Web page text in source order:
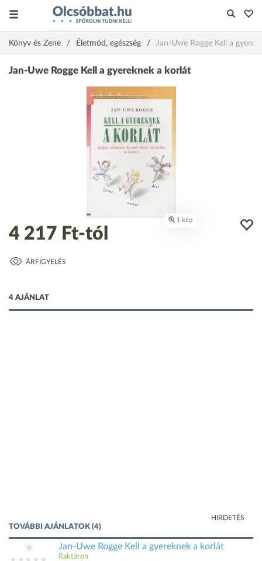
Könyv és Zene Életmód, egészség Jan-Uwe Rogge Kell a
4 217 Ft-tól
ÁRFIGYELÉS
4 AJÁNLAT
HIRDETÉS
TOVÁBBI AJÁNLATOK (4)
Jan-Uwe Rogge Kell a gyereknek a korlát
Raktáron